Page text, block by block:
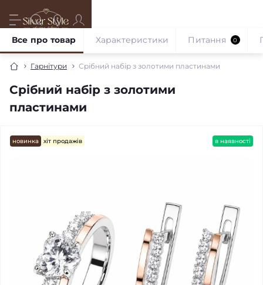
Гарнітури Срібний набір з золотими пластинами
Срібний набір з золотими
пластинами
Все про товар Характеристики Питання 0
новинка хіт продажів в наявності